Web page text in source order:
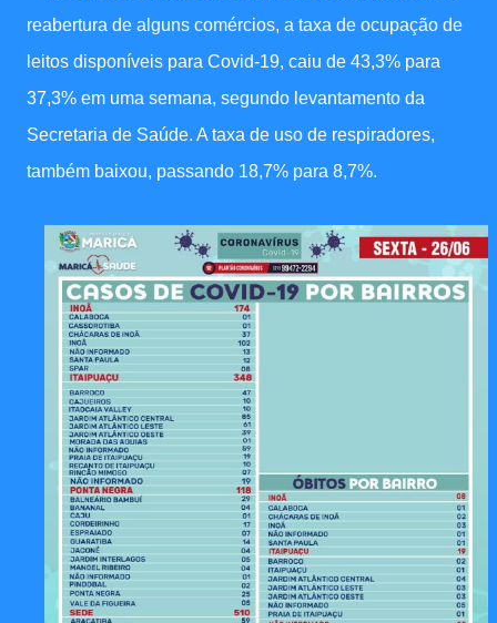
reabertura de alguns comércios, a taxa de ocupação de
leitos disponíveis para Covid-19, caiu de 43,3% para
37,3% em uma semana, segundo levantamento da
Secretaria de Saúde. A taxa de uso de respiradores,
também baixou, passando 18,7% para 8,7%.